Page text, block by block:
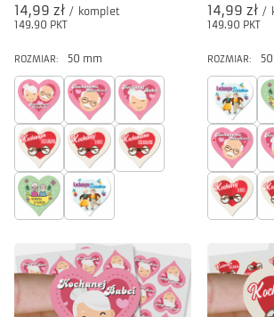
14,99 zł / komplet
149.90 PKT
ROZMIAR: 50 mm
14,99 zł /
149.90 PKT
ROZMIAR: